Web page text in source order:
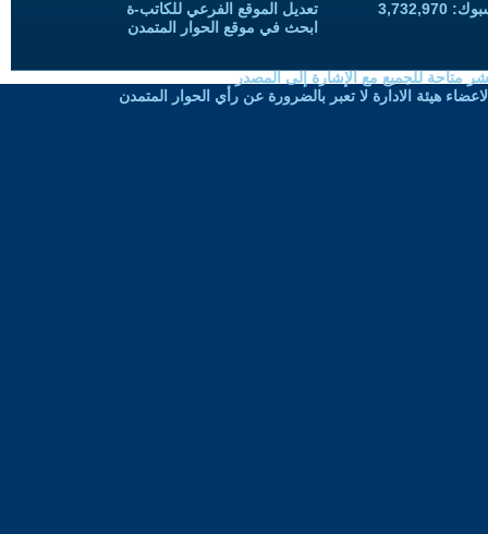
تعديل الموقع الفرعي للكاتب-ة
ابحث في موقع الحوار المتمدن
متاحة للجميع مع الإشارة إلى المصدر
هيئة الادارة لا تعبر بالضرورة عن رأي الحوار المتمدن